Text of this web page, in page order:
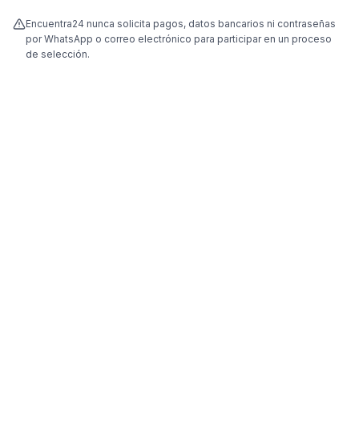
Encuentra24 nunca solicita pagos, datos bancarios ni contraseñas
por WhatsApp o correo electrónico para participar en un proceso
de selección.